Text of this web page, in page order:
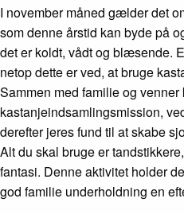
I november måned gælder det
som denne årstid kan byde på
det er koldt, vådt og blæsende.
netop dette er ved, at bruge
Sammen med familie og venner
kastanjeindsamlingsmission,
derefter jeres fund til at skabe
Alt du skal bruge er
fantasi. Denne aktivitet holder
god familie underholdning en